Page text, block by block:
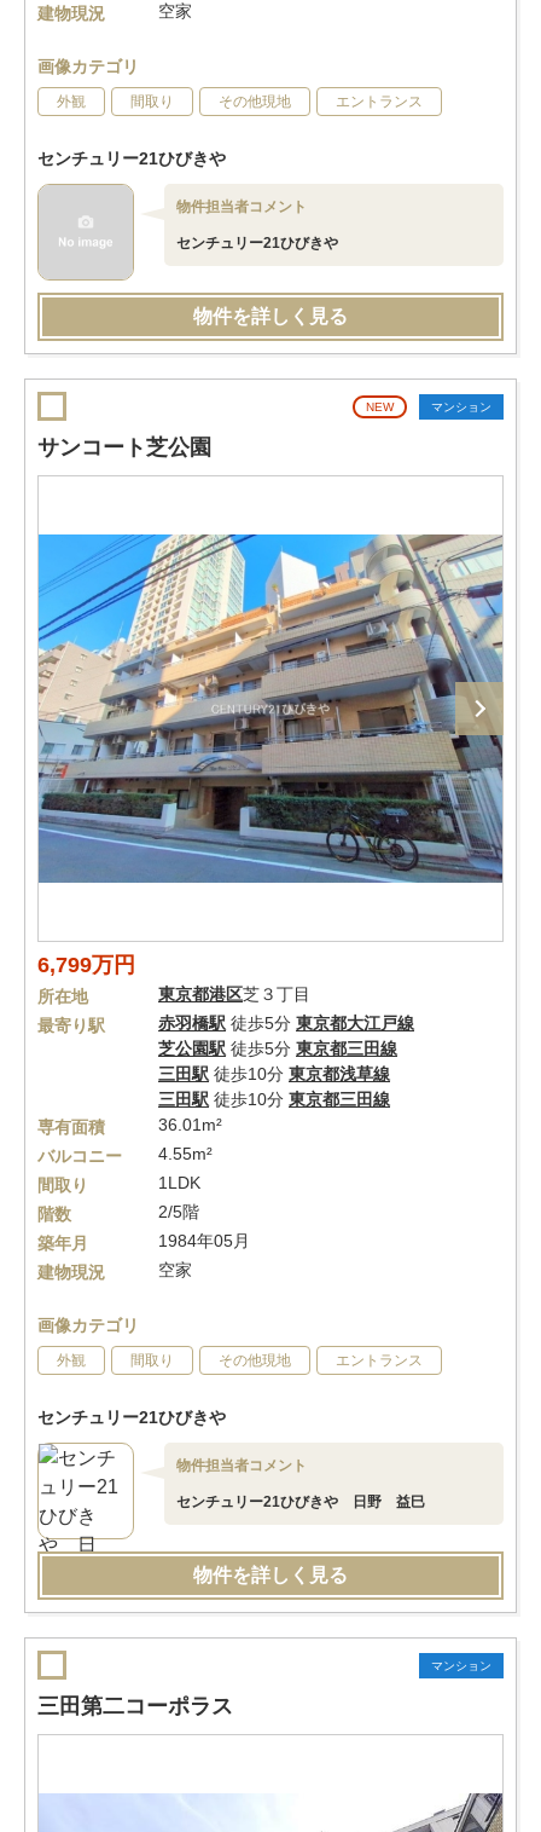
建物現況
空家
画像カテゴリ
外観 間取り その他現地 エントランス
センチュリー21ひびきや
物件担当者コメント
センチュリー21ひびきや
物件を詳しく見る
NEW マンション
サンコート芝公園
6,799万円
所在地 東京都港区芝３丁目
最寄り駅
赤羽橋駅 徒歩5分 東京都大江戸線
芝公園駅 徒歩5分 東京都三田線
三田駅 徒歩10分 東京都浅草線
三田駅 徒歩10分 東京都三田線
専有面積
36.01m²
バルコニー
4.55m²
間取り
1LDK
階数
2/5階
築年月
1984年05月
建物現況
空家
画像カテゴリ
外観 間取り その他現地 エントランス
センチュリー21ひびきや
物件担当者コメント
センチュリー21ひびきや 日野 益巳
物件を詳しく見る
マンション
三田第二コーポラス